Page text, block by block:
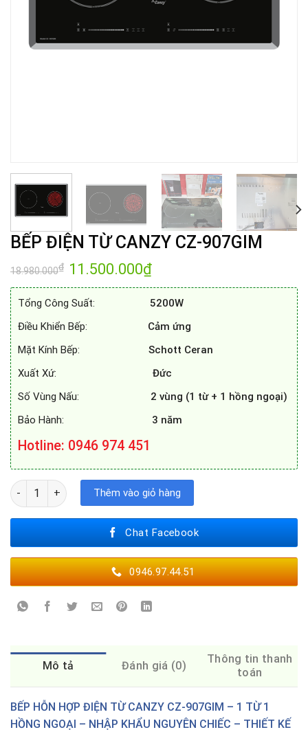
BẾP ĐIỆN TỪ CANZY CZ-907GIM
18.980.000₫ Giá
gốc
là:
18.980.000₫.
11.500.000₫Giá
tại
11.500.000₫.
Tổng Công Suất:
5200W
Điều Khiển Bếp: Cảm ứng
Mặt Kính Bếp: Schott Ceran
Xuất Xứ: Đức
Số Vùng Nấu: 2 vùng (1 từ + 1 hồng ngoại)
Bảo Hành: 3 năm
Hotline: 0946 974 451
BẾP ĐIỆN TỪ CANZY CZ-907GIM số lượng
Thêm vào giỏ hàng
Chat Facebook
0946.97.44.51
Mô tả Đánh giá (0)
Thông tin thanh
toán
BẾP HỖN HỢP ĐIỆN TỪ CANZY CZ-907GIM – 1 TỪ 1
HỒNG NGOẠI – NHẬP KHẨU NGUYÊN CHIẾC – THIẾT KẾ